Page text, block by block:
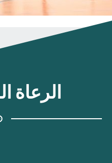
الرعاة